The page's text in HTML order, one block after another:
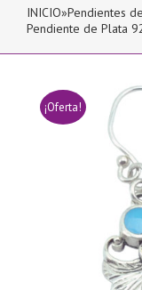
INICIO»Pendientes
Pendiente de Plata
¡Oferta!